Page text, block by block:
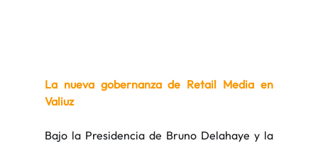
La nueva gobernanza de Retail Media en
Valiuz
Bajo la Presidencia de Bruno Delahaye y la